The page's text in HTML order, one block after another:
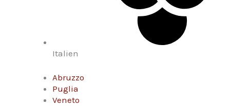
Italien
Abruzzo
Puglia
Veneto